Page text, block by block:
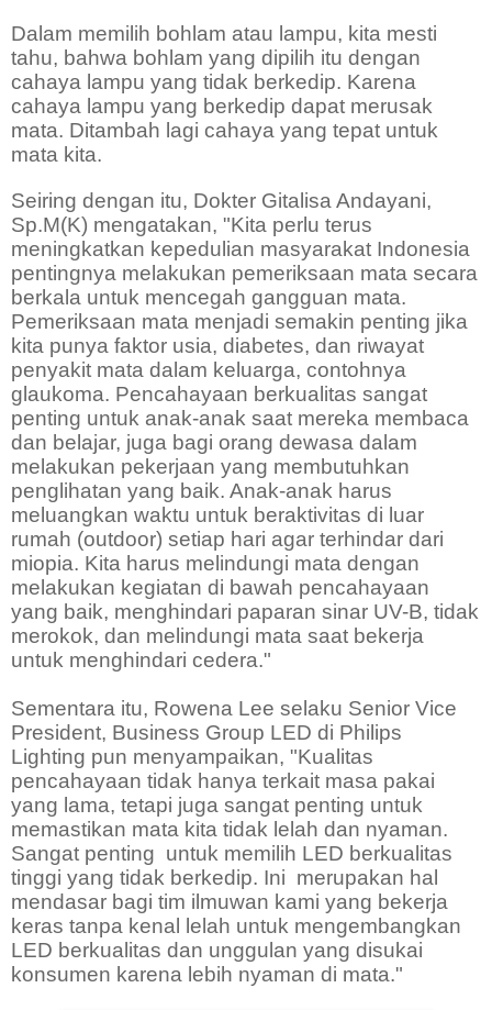
Dalam memilih bohlam atau lampu, kita mesti
tahu, bahwa bohlam yang dipilih itu dengan
cahaya lampu yang tidak berkedip. Karena
cahaya lampu yang berkedip dapat merusak
mata. Ditambah lagi cahaya yang tepat untuk
mata kita.
Seiring dengan itu, Dokter Gitalisa Andayani,
Sp.M(K) mengatakan, "Kita perlu terus
meningkatkan kepedulian masyarakat Indonesia
pentingnya melakukan pemeriksaan mata secara
berkala untuk mencegah gangguan mata.
Pemeriksaan mata menjadi semakin penting jika
kita punya faktor usia, diabetes, dan riwayat
penyakit mata dalam keluarga, contohnya
glaukoma. Pencahayaan berkualitas sangat
penting untuk anak-anak saat mereka membaca
dan belajar, juga bagi orang dewasa dalam
melakukan pekerjaan yang membutuhkan
penglihatan yang baik. Anak-anak harus
meluangkan waktu untuk beraktivitas di luar
rumah (outdoor) setiap hari agar terhindar dari
miopia. Kita harus melindungi mata dengan
melakukan kegiatan di bawah pencahayaan
yang baik, menghindari paparan sinar UV-B, tidak
merokok, dan melindungi mata saat bekerja
untuk menghindari cedera."
Sementara itu, Rowena Lee selaku Senior Vice
President, Business Group LED di Philips
Lighting pun menyampaikan, "Kualitas
pencahayaan tidak hanya terkait masa pakai
yang lama, tetapi juga sangat penting untuk
memastikan mata kita tidak lelah dan nyaman.
Sangat penting untuk memilih LED berkualitas
tinggi yang tidak berkedip. Ini merupakan hal
mendasar bagi tim ilmuwan kami yang bekerja
keras tanpa kenal lelah untuk mengembangkan
LED berkualitas dan unggulan yang disukai
konsumen karena lebih nyaman di mata."